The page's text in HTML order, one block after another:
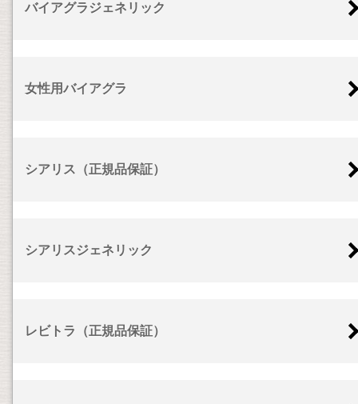
バイアグラジェネリック
女性用バイアグラ
シアリス（正規品保証）
シアリスジェネリック
レビトラ（正規品保証）